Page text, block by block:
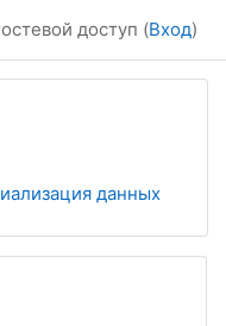
доступ (Вход)
данных